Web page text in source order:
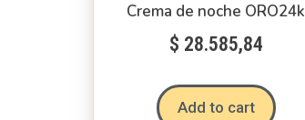
Crema de noche ORO24k
$ 28.585,84
Add to cart